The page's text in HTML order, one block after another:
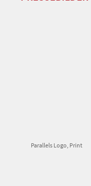
Parallels Logo, Print